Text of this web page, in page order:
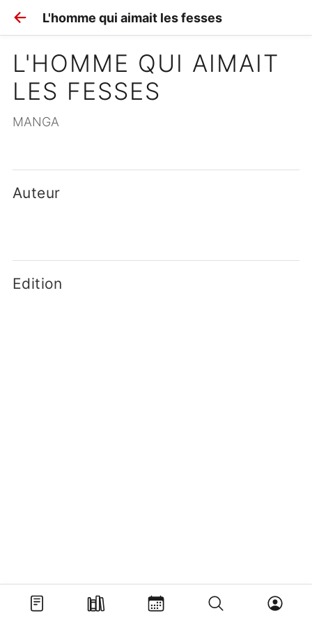
L'homme qui aimait les fesses
L'HOMME QUI AIMAIT
LES FESSES
MANGA
Auteur
Edition